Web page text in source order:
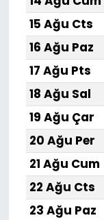
15 Ağu Cts
16 Ağu Paz
17 Ağu Pts
18 Ağu Sal
19 Ağu Çar
20 Ağu Per
21 Ağu Cum
22 Ağu Cts
23 Ağu Paz